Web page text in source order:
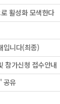
활성화 모색한다
입니다(최종)
참가신청 접수안내
공유